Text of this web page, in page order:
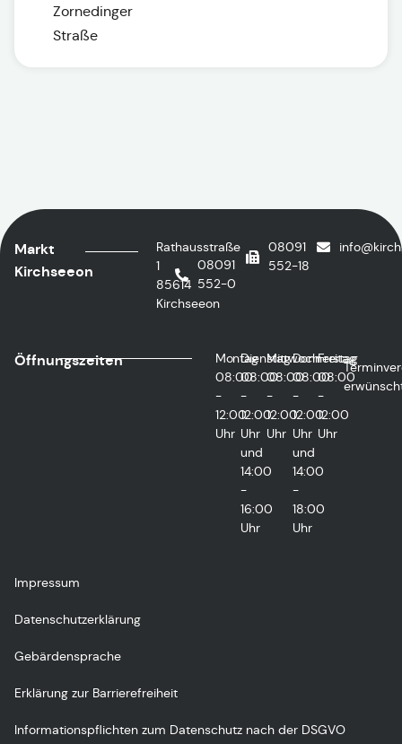
Zornedinger
Straße
Markt
Kirchseeon
Rathausstraße
1
85614
Kirchseeon
08091
552-0
08091
552-18
Öffnungszeiten
Montag
08:00
-
12:00
Uhr
Dienstag
08:00
-
12:00
Uhr
und
14:00
-
16:00
Uhr
Mittwoch
08:00
-
12:00
Uhr
Donnerstag
08:00
-
12:00
Uhr
und
14:00
-
18:00
Uhr
Freitag
08:00
-
12:00
Uhr
Impressum
Datenschutzerklärung
Gebärdensprache
Erklärung zur Barrierefreiheit
Informationspflichten zum Datenschutz nach der DSGVO